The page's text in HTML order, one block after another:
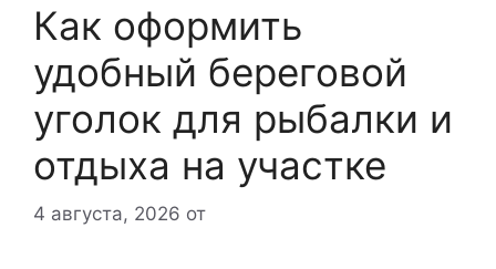
Как оформить
удобный береговой
уголок для рыбалки и
отдыха на участке
4 августа, 2026 от